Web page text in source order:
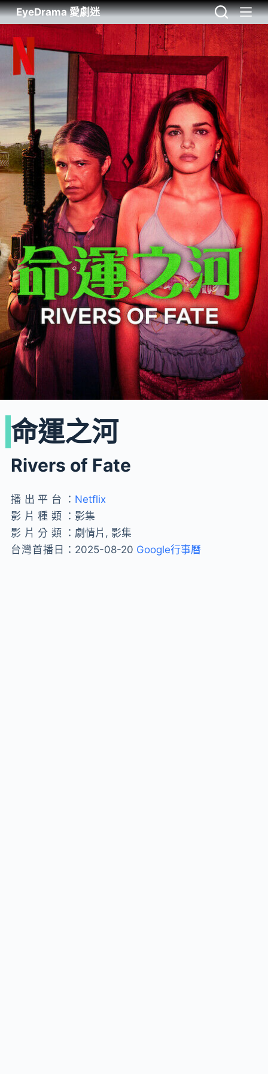
EyeDrama 愛劇迷
命運之河
Rivers of Fate
播出平台： Netflix
影片種類： 影集
影片分類： 劇情片, 影集
台灣首播日： 2025-08-20 Google行事曆